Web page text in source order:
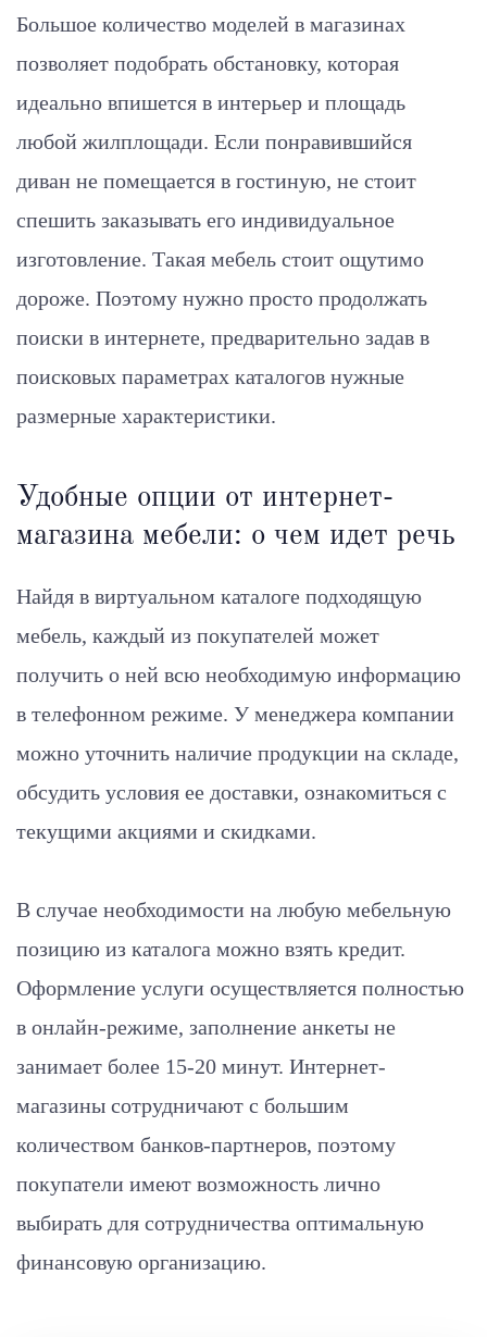
Большое количество моделей в магазинах
позволяет подобрать обстановку, которая
идеально впишется в интерьер и площадь
любой жилплощади. Если понравившийся
диван не помещается в гостиную, не стоит
спешить заказывать его индивидуальное
изготовление. Такая мебель стоит ощутимо
дороже. Поэтому нужно просто продолжать
поиски в интернете, предварительно задав в
поисковых параметрах каталогов нужные
размерные характеристики.
Удобные опции от интернет-
магазина мебели: о чем идет речь
Найдя в виртуальном каталоге подходящую
мебель, каждый из покупателей может
получить о ней всю необходимую информацию
в телефонном режиме. У менеджера компании
можно уточнить наличие продукции на складе,
обсудить условия ее доставки, ознакомиться с
текущими акциями и скидками.
В случае необходимости на любую мебельную
позицию из каталога можно взять кредит.
Оформление услуги осуществляется полностью
в онлайн-режиме, заполнение анкеты не
занимает более 15-20 минут. Интернет-
магазины сотрудничают с большим
количеством банков-партнеров, поэтому
покупатели имеют возможность лично
выбирать для сотрудничества оптимальную
финансовую организацию.